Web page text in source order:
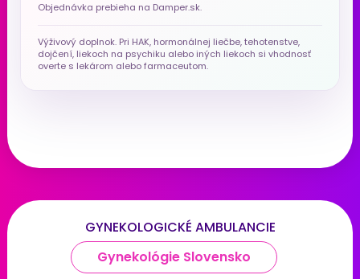
Objednávka prebieha na Damper.sk.
Výživový doplnok. Pri HAK, hormonálnej liečbe, tehotenstve,
dojčení, liekoch na psychiku alebo iných liekoch si vhodnosť
overte s lekárom alebo farmaceutom.
GYNEKOLOGICKÉ AMBULANCIE
Gynekológie Slovensko